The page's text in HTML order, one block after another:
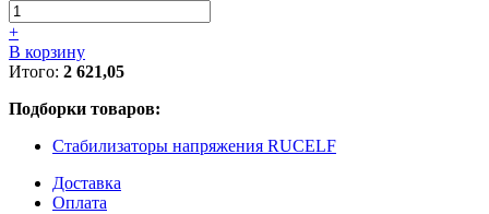
+
В корзину
Итого: 2 621,05
Подборки товаров:
Стабилизаторы напряжения RUCELF
Доставка
Оплата